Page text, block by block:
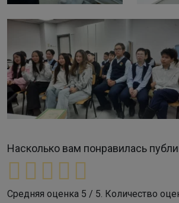
Насколько вам понравилась
Средняя оценка 5 / 5. Количество